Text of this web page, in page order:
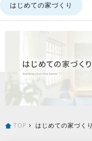
はじめての家づくり
TOP はじめての家づくり